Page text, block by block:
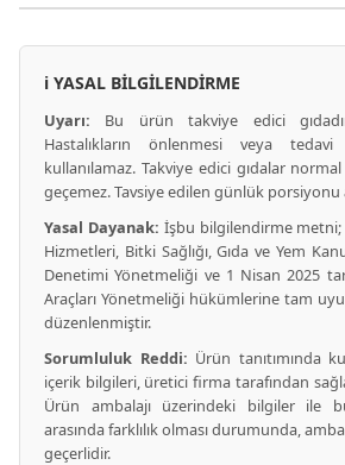
ℹ️ YASAL BİLGİLENDİRME
Uyarı: Bu ürün takviye edici
Hastalıkların önlenmesi veya tedavi
kullanılamaz. Takviye edici gıdalar
geçemez. Tavsiye edilen günlük porsiyonu
Yasal Dayanak: İşbu bilgilendirme metni;
Hizmetleri, Bitki Sağlığı, Gıda ve Yem
Denetimi Yönetmeliği ve 1 Nisan 2025
Araçları Yönetmeliği hükümlerine tam
düzenlenmiştir.
Sorumluluk Reddi: Ürün tanıtımında
içerik bilgileri, üretici firma tarafından
Ürün ambalajı üzerindeki bilgiler ile
arasında farklılık olması durumunda,
geçerlidir.